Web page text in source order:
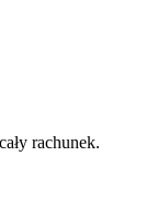
rachunek.